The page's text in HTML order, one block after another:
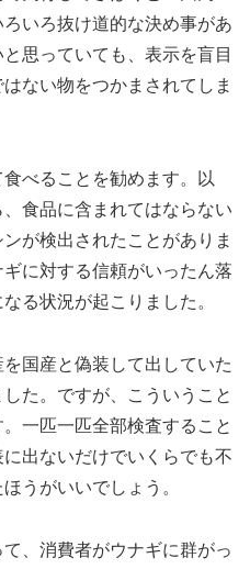
いろ抜け道的な決め事があ
思っていても、表示を盲目
ない物をつかまされてしま
べることを勧めます。以
食品に含まれてはならない
が検出されたことがありま
に対する信頼がいったん落
る状況が起こりました。
国産と偽装して出していた
た。ですが、こういうこと
一匹一匹全部検査すること
出ないだけでいくらでも不
うがいいでしょう。
、消費者がウナギに群がっ